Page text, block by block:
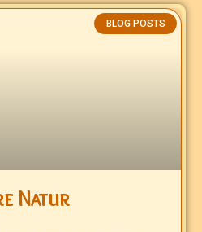
BLOG POSTS
Natur